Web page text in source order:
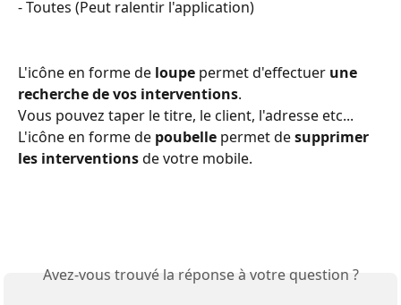
- Toutes (Peut ralentir l'application)
L'icône en forme de loupe permet d'effectuer une
recherche de vos interventions.
Vous pouvez taper le titre, le client, l'adresse etc...
L'icône en forme de poubelle permet de supprimer
les interventions de votre mobile.
Avez-vous trouvé la réponse à votre question ?